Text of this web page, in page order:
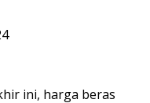
ini, harga beras